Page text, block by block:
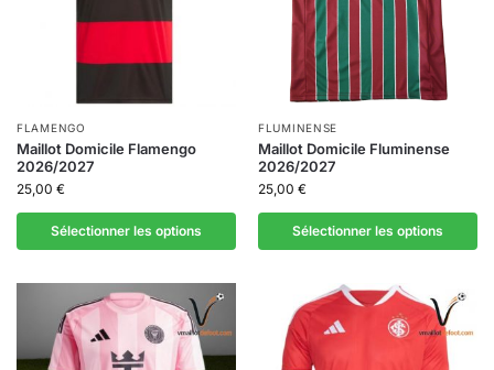
FLAMENGO
Maillot Domicile Flamengo
2026/2027
25,00 €
Sélectionner les options
FLUMINENSE
Maillot Domicile Fluminense
2026/2027
25,00 €
Sélectionner les options